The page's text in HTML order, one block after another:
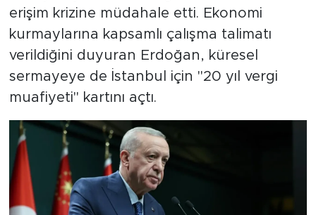
erişim krizine müdahale etti. Ekonomi
kurmaylarına kapsamlı çalışma talimatı
verildiğini duyuran Erdoğan, küresel
sermayeye de İstanbul için "20 yıl vergi
muafiyeti" kartını açtı.
SPOR
KÜLTÜR SANAT
YAŞAM
TARİHTEN GÜNÜMÜZE
TARİH
KADIN